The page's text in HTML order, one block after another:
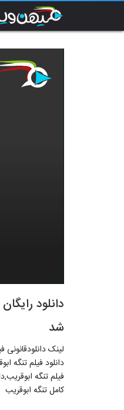
دانلود
شد
لینک دانلودقانونی
دانلود فیلم تنگه
فیلم تنگه
کامل تنگه ابوقریب